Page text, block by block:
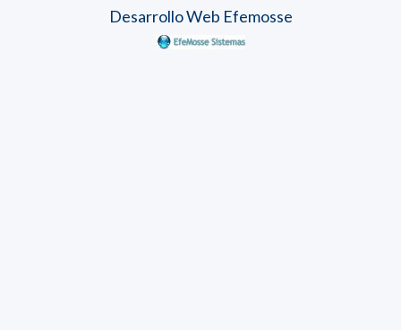
Desarrollo Web Efemosse